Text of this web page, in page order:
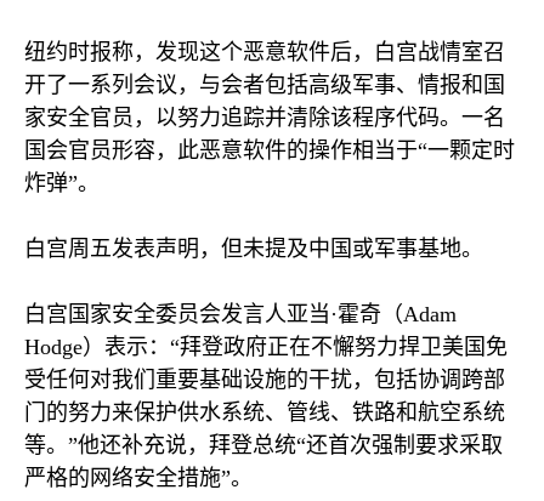
纽约时报称，发现这个恶意软件后，白宫战情室召
开了一系列会议，与会者包括高级军事、情报和国
家安全官员，以努力追踪并清除该程序代码。一名
国会官员形容，此恶意软件的操作相当于“一颗定时
炸弹”。
白宫周五发表声明，但未提及中国或军事基地。
白宫国家安全委员会发言人亚当·霍奇（Adam
Hodge）表示：“拜登政府正在不懈努力捍卫美国免
受任何对我们重要基础设施的干扰，包括协调跨部
门的努力来保护供水系统、管线、铁路和航空系统
等。”他还补充说，拜登总统“还首次强制要求采取
严格的网络安全措施”。